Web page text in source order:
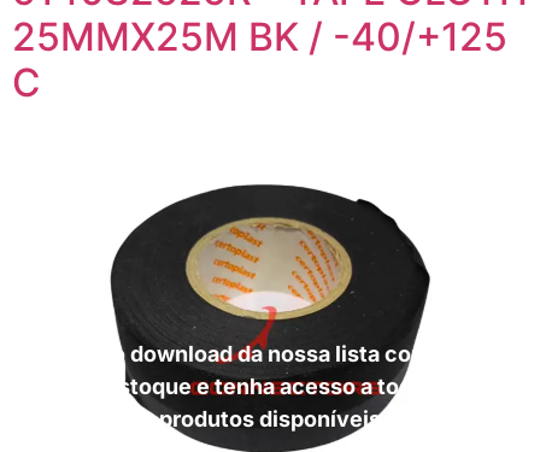
25MMX25M BK / -40/+125
C
Faça o download da nossa lista completa
de estoque e tenha acesso a todos os
produtos disponíveis